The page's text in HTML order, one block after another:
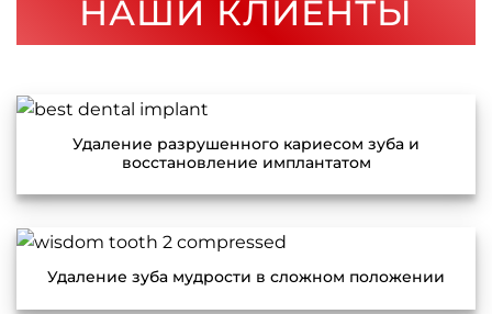
НАШИ КЛИЕНТЫ
Удаление разрушенного кариесом зуба и
восстановление имплантатом
Удаление зуба мудрости в сложном положении